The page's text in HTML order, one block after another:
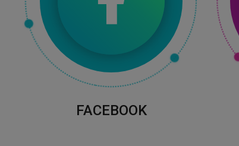
FACEBOOK